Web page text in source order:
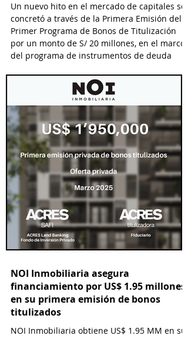
Un nuevo hito en el mercado de capitales se
concretó a través de la Primera Emisión del
Primer Programa de Bonos de Titulización
por un monto de S/ 20 millones, en el marco
del programa de instrumentos de deuda
S.A., el cual permitirá emisiones hasta por S/
NOI Inmobiliaria asegura
financiamiento por US$ 1.95 millones
en su primera emisión de bonos
titulizados
NOI Inmobiliaria obtiene US$ 1.95 MM en su